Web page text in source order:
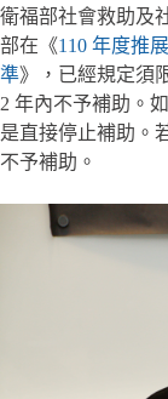
衛福部社會救助及
部在《110 年度推
準》，已經規定須
2 年內不予補助。
是直接停止補助。
不予補助。